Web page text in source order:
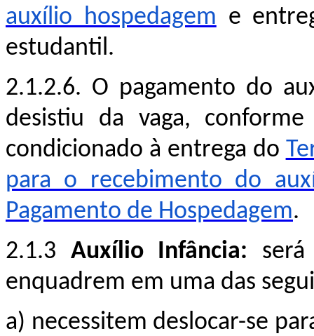
auxílio hospedagem e
estudantil.
2.1.2.6. O pagamento do
desistiu da vaga,
condicionado à entrega do
para o recebimento do
Pagamento de Hospedagem.
2.1.3 Auxílio Infância:
enquadrem em uma das
a) necessitem deslocar-se